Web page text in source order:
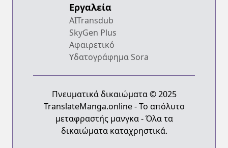
Εργαλεία
AITransdub
SkyGen Plus
Αφαιρετικό
Υδατογράφημα Sora
Πνευματικά δικαιώματα © 2025
TranslateManga.online - Το απόλυτο
μεταφραστής μανγκα - Όλα τα
δικαιώματα καταχρηστικά.